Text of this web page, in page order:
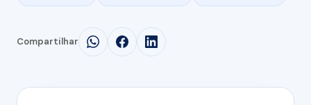
Compartilhar